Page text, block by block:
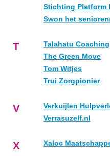
Stichting Platform
Swon het
T
Talahatu Coaching
The Green Move
Tom Witjes
Trui Zorgpionier
V
Verkuijlen
Verrasuzelf.nl
X Xaloc